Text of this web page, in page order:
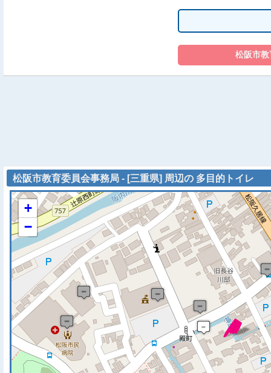
松阪市教育委員会事務局 - [三重県] 周辺の 多目的トイレ
※ マップを検索、表示中
+
−